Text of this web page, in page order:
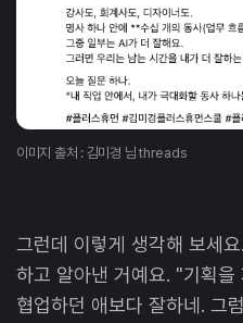
이미지 출처 : 김미경 님 threads
그런데 이렇게 생각해 보세
하고 알아낸 거예요. "기획
협업하던 애보다 잘하네. 그